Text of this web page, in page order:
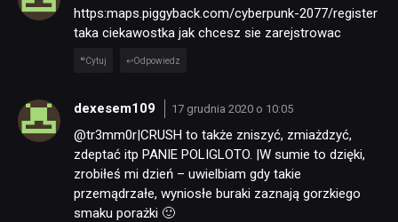
https:maps.piggyback.com/cyberpunk-2077/register
taka ciekawostka jak chcesz sie zarejstrowac
Cytuj Odpowiedz
dexesem109 17 grudnia 2020 o 10:05
@tr3mm0r|CRUSH to także zniszyć, zmiażdzyć,
zdeptać itp PANIE POLIGLOTO. |W sumie to dzięki,
zrobiłeś mi dzień – uwielbiam gdy takie
przemądrzałe, wyniosłe buraki zaznają gorzkiego
smaku porażki 🙂